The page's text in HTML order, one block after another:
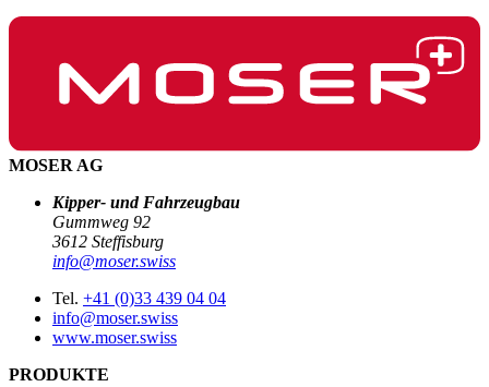
MOSER AG
Kipper- und Fahrzeugbau
Gummweg 92
3612 Steffisburg
info@moser.swiss
Tel. +41 (0)33 439 04 04
info@moser.swiss
www.moser.swiss
PRODUKTE